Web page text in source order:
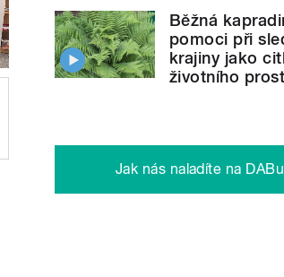
Běžná
pomoci při
krajiny jako
životního
Jak nás naladíte na DABu